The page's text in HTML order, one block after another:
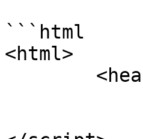
```html
<html>